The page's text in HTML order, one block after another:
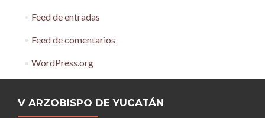
Feed de entradas
Feed de comentarios
WordPress.org
V ARZOBISPO DE YUCATÁN